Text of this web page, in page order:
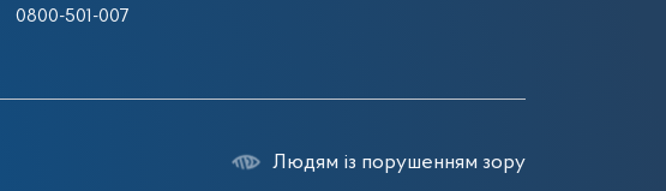
0800-501-007
Людям із порушенням зору